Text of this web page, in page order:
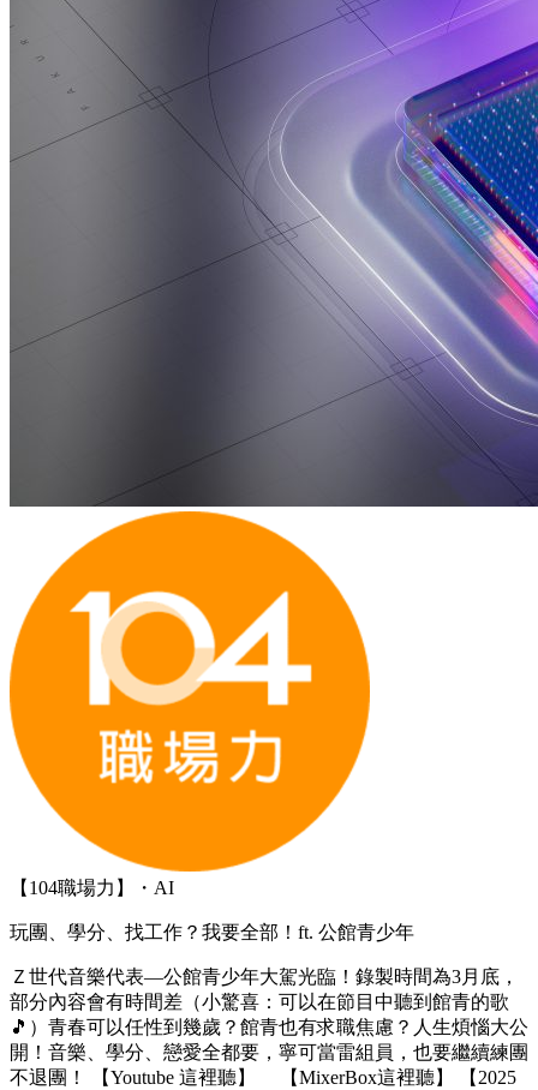
【104職場力】・AI
玩團、學分、找工作？我要全部！ft. 公館青少年
Ｚ世代音樂代表—公館青少年大駕光臨！錄製時間為3月底，
部分內容會有時間差（小驚喜：可以在節目中聽到館青的歌
🎵）青春可以任性到幾歲？館青也有求職焦慮？人生煩惱大公
開！音樂、學分、戀愛全都要，寧可當雷組員，也要繼續練團
不退團！ 【Youtube 這裡聽】 【MixerBox這裡聽】 【2025